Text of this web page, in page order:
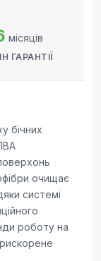
місяців
ГАРАНТІЇ
бічних
очищає
системі
роботу на